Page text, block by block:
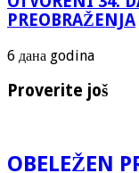
PREOBRAŽENJA
6 дана godina
Proverite još
OBELEŽEN